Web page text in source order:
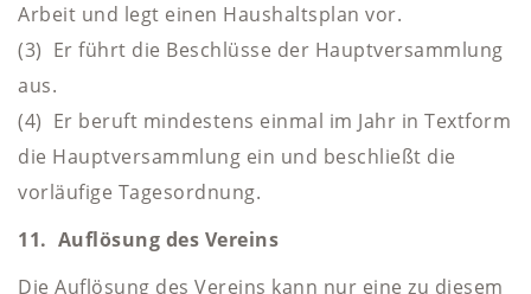
Arbeit und legt einen Haushaltsplan vor.
(3) Er führt die Beschlüsse der Hauptversammlung
aus.
(4) Er beruft mindestens einmal im Jahr in Textform
die Hauptversammlung ein und beschließt die
vorläufige Tagesordnung.
11. Auflösung des Vereins
Die Auflösung des Vereins kann nur eine zu diesem